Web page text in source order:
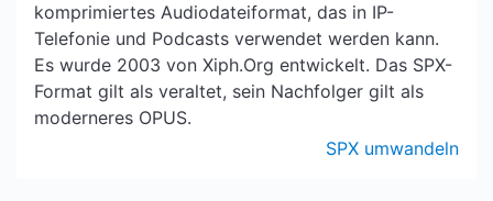
komprimiertes Audiodateiformat, das in IP-
Telefonie und Podcasts verwendet werden kann.
Es wurde 2003 von Xiph.Org entwickelt. Das SPX-
Format gilt als veraltet, sein Nachfolger gilt als
moderneres OPUS.
SPX umwandeln